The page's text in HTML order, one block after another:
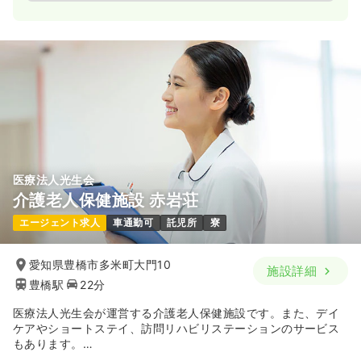
医療法人光生会
介護老人保健施設 赤岩荘
エージェント求人 車通勤可 託児所 寮
愛知県豊橋市多米町大門10
豊橋駅
22分
施設詳細
医療法人光生会が運営する介護老人保健施設です。また、デイ
ケアやショートステイ、訪問リハビリステーションのサービス
もあります。